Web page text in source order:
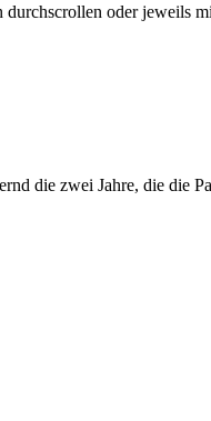
oder jeweils
die zwei Jahre, die die